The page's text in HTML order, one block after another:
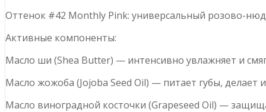
Оттенок #42 Monthly Pink: универсальный розово-
Активные компоненты:
Масло ши (Shea Butter) — интенсивно увлажняет и
Масло жожоба (Jojoba Seed Oil) — питает губы, делает
Масло виноградной косточки (Grapeseed Oil) —